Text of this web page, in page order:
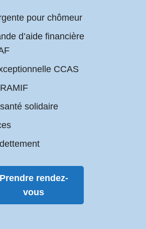
pour chômeur
d’aide financière
CCAS
solidaire
Prendre rendez-
vous